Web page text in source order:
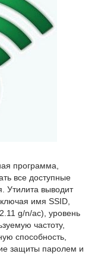
программа,
все доступные
Утилита выводит
имя SSID,
g/n/ac), уровень
частоту,
способность,
защиты паролем и